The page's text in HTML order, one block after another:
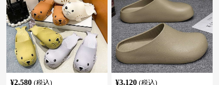
¥2,580 (税込) ¥3,120 (税込)